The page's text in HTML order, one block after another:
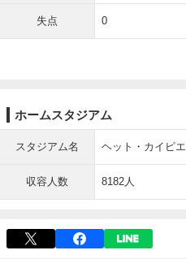
失点 0
ホームスタジアム
スタジアム名 ヘット・カイピエ
収容人数 8182人